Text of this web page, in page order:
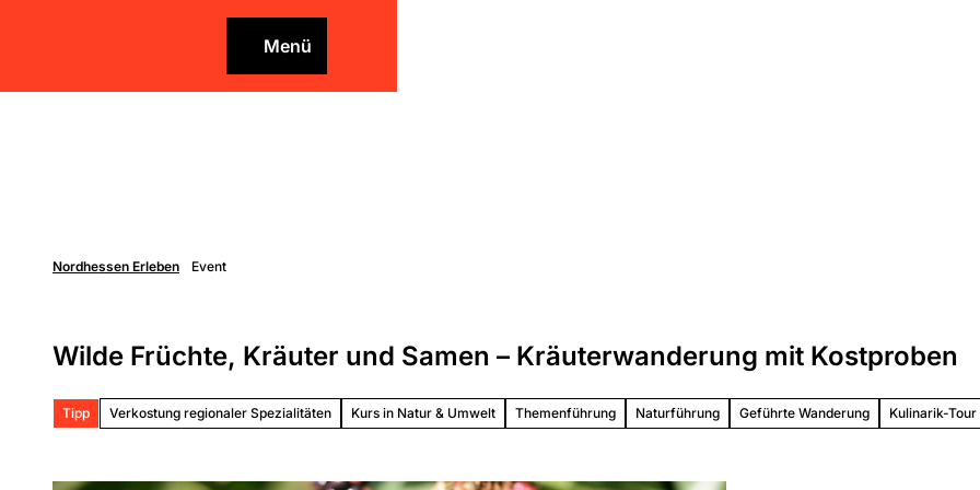
I
Menü
Überblick
Entdecken &
Genießen
Aktiv sein
er
Unterkünfte
Nordhessen Erleben Event
Wilde Früchte, Kräuter und Samen – Kräuterwanderung mit Kostproben
Tipp Verkostung regionaler Spezialitäten Kurs in Natur & Umwelt Themenführung Naturführung Geführte Wanderung Kulinarik-Tour